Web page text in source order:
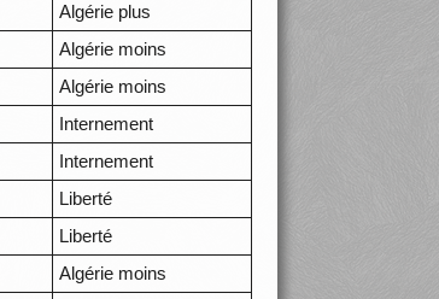
Algérie plus
Algérie moins
Algérie moins
Internement
Internement
Liberté
Liberté
Algérie moins